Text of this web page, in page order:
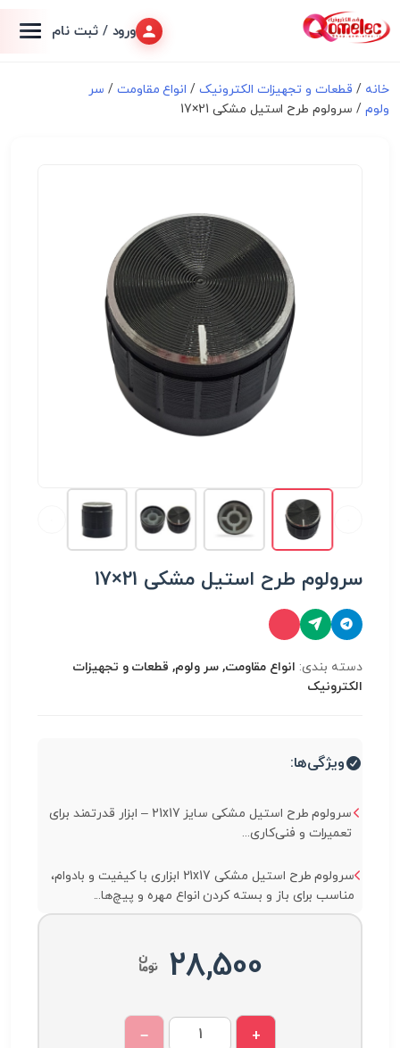
ورود / ثبت نام
خانه / قطعات و تجهیزات الکترونیک/ انواع مقاومت / سر
ولوم / سرولوم طرح استیل مشکی 21×17
سرولوم طرح استیل مشکی 21×17
دسته بندی: انواع مقاومت, سر ولوم, قطعات و تجهیزات
الکترونیک
ویژگی‌ها:
سرولوم طرح استیل مشکی سایز 21x17 – ابزار قدرتمند برای
تعمیرات و فنی‌کاری...
سرولوم طرح استیل مشکی 21x17 ابزاری با کیفیت و بادوام،
مناسب برای باز و بسته کردن انواع مهره و پیچ‌ها...
28,500
+
−